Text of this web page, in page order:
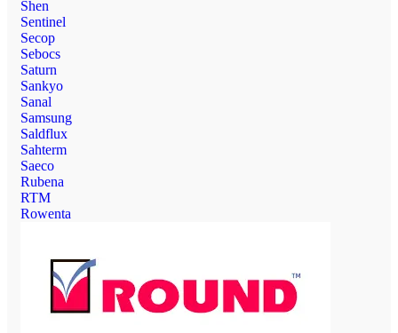
Shen
Sentinel
Secop
Sebocs
Saturn
Sankyo
Sanal
Samsung
Saldflux
Sahterm
Saeco
Rubena
RTM
Rowenta